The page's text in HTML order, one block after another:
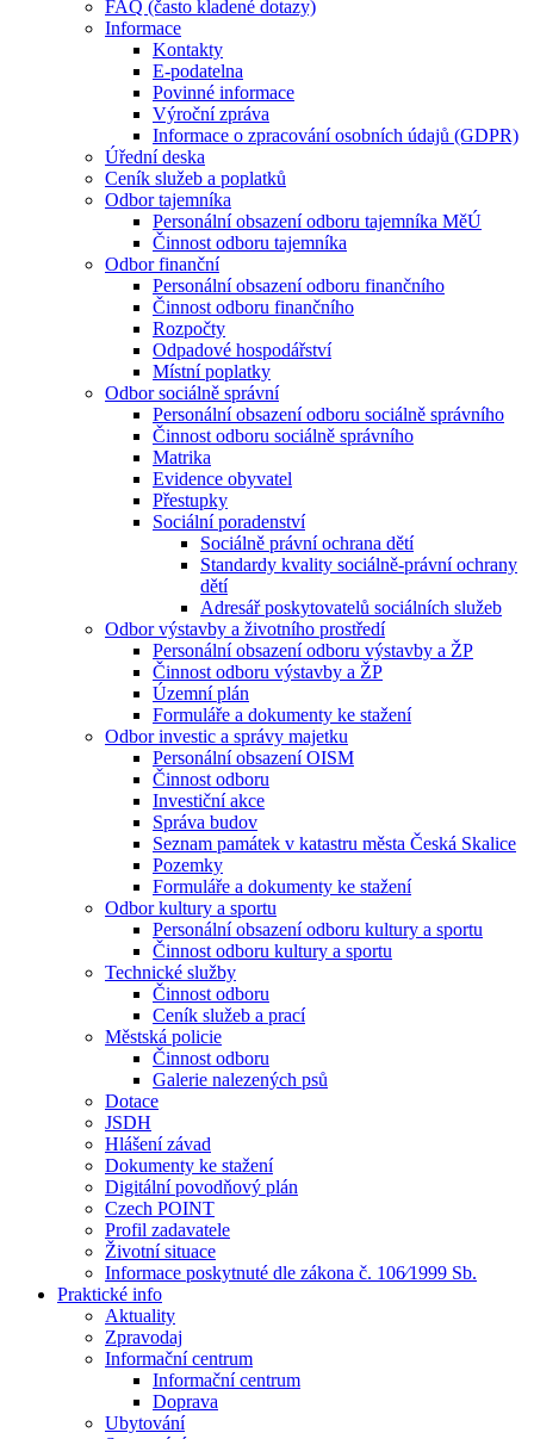
FAQ (často kladené dotazy)
Informace
Kontakty
E-podatelna
Povinné informace
Výroční zpráva
Informace o zpracování osobních údajů (GDPR)
Úřední deska
Ceník služeb a poplatků
Odbor tajemníka
Personální obsazení odboru tajemníka MěÚ
Činnost odboru tajemníka
Odbor finanční
Personální obsazení odboru finančního
Činnost odboru finančního
Rozpočty
Odpadové hospodářství
Místní poplatky
Odbor sociálně správní
Personální obsazení odboru sociálně správního
Činnost odboru sociálně správního
Matrika
Evidence obyvatel
Přestupky
Sociální poradenství
Sociálně právní ochrana dětí
Standardy kvality sociálně-právní ochrany
dětí
Adresář poskytovatelů sociálních služeb
Odbor výstavby a životního prostředí
Personální obsazení odboru výstavby a ŽP
Činnost odboru výstavby a ŽP
Územní plán
Formuláře a dokumenty ke stažení
Odbor investic a správy majetku
Personální obsazení OISM
Činnost odboru
Investiční akce
Správa budov
Seznam památek v katastru města Česká Skalice
Pozemky
Formuláře a dokumenty ke stažení
Odbor kultury a sportu
Personální obsazení odboru kultury a sportu
Činnost odboru kultury a sportu
Technické služby
Činnost odboru
Ceník služeb a prací
Městská policie
Činnost odboru
Galerie nalezených psů
Dotace
JSDH
Hlášení závad
Dokumenty ke stažení
Digitální povodňový plán
Czech POINT
Profil zadavatele
Životní situace
Informace poskytnuté dle zákona č. 106⁄1999 Sb.
Praktické info
Aktuality
Zpravodaj
Informační centrum
Informační centrum
Doprava
Ubytování